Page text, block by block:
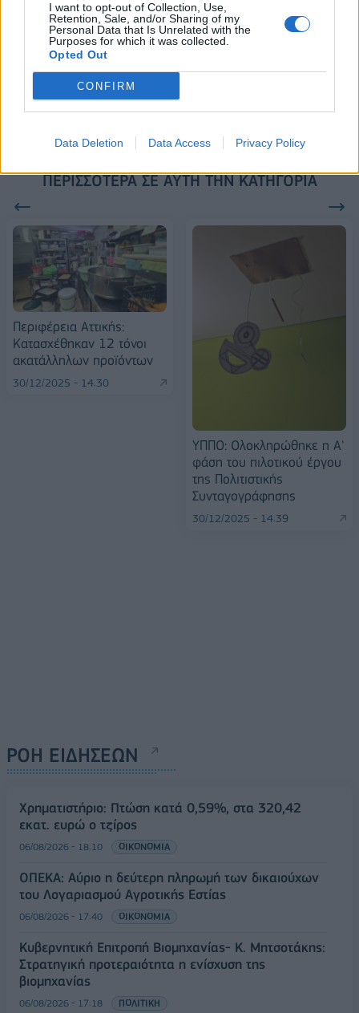
I want to opt-out of Collection, Use,
Retention, Sale, and/or Sharing of my
Personal Data that Is Unrelated with the
Purposes for which it was collected.
Opted Out
CONFIRM
Data Deletion Data Access Privacy Policy
πύλες του σε όλους
ESG Report 2025: Πώς η ΑΒ Βασιλόπουλος μετατρέπει τη
βιωσιμότητα σε καθημερινή πράξη
ΠΕΡΙΣΣΌΤΕΡΑ ΣΕ ΑΥΤΉ ΤΗΝ ΚΑΤΗΓΟΡΊΑ
Περιφέρεια Αττικής:
Κατασχέθηκαν 12 τόνοι
ακατάλληλων προϊόντων
30/12/2025 - 14:30
ΥΠΠΟ: Ολοκληρώθηκε η Α'
φάση του πιλοτικού έργου
της Πολιτιστικής
Συνταγογράφησης
30/12/2025 - 14:39
ΡΟΗ ΕΙΔΗΣΕΩΝ
Χρηματιστήριο: Πτώση κατά 0,59%, στα 320,42
εκατ. ευρώ ο τζίρος
06/08/2026 - 18:10 ΟΙΚΟΝΟΜΙΑ
ΟΠΕΚΑ: Αύριο η δεύτερη πληρωμή των δικαιούχων
του Λογαριασμού Αγροτικής Εστίας
06/08/2026 - 17:40 ΟΙΚΟΝΟΜΙΑ
Κυβερνητική Επιτροπή Βιομηχανίας- Κ. Μητσοτάκης:
Στρατηγική προτεραιότητα η ενίσχυση της
βιομηχανίας
06/08/2026 - 17:18 ΠΟΛΙΤΙΚΗ